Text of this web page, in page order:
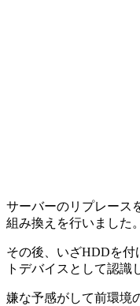
サーバーのリプレース
組み換えを行いました。
その後、いざHDDを付
トデバイスとして認識
嫌な予感がして前環境